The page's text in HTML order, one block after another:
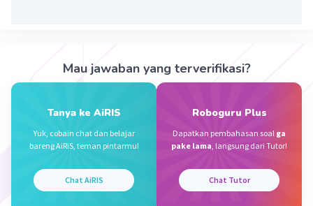
🚬⚰️🗿🚬🗿⚰️🗿🚬🗿⚰️🗿🚬🗿⚰️🗿🚬🗿⚰️🗿🚬🗿
⚰️🗿🚬⚰️🗿🚬🗿⚰️🗿🚬🗿⚰️🗿🚬🗿⚰️🗿🚬🗿⚰️🚬
🗿🚬🗿⚰️🗿🚬🗿⚰️🗿🚬🗿⚰️🗿🚬🗿⚰️🗿🚬⚰️🗿🚬
🗿⚰️🗿🚬🗿⚰️🗿🚬🗿⚰️🗿🚬⚰️🗿🚬🗿⚰️🗿🚬🗿⚰️
🗿🚬🗿⚰️🗿🚬⚰️🗿🚬🗿⚰️🗿🚬🗿⚰️🗿🚬🗿⚰️🚬🗿
⚰️🗿🚬🗿⚰️🗿🚬🗿⚰️🗿🚬🗿⚰️🗿🚬🗿⚰️🗿🚬⚰️🗿
🚬🗿⚰️🗿🚬🗿⚰️🗿🚬🗿⚰️🗿🚬🗿⚰️🗿🚬⚰️🗿🗿🚬
Mau jawaban yang terverifikasi?
Tanya ke AiRIS
Yuk, cobain chat dan belajar
bareng AiRIS, teman pintarmu!
Chat AiRIS
Roboguru Plus
Dapatkan pembahasan soal ga
pake lama, langsung dari Tutor!
Chat Tutor